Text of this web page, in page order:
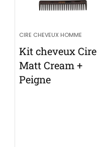
CIRE CHEVEUX HOMME
Kit cheveux Cire
Matt Cream +
Peigne